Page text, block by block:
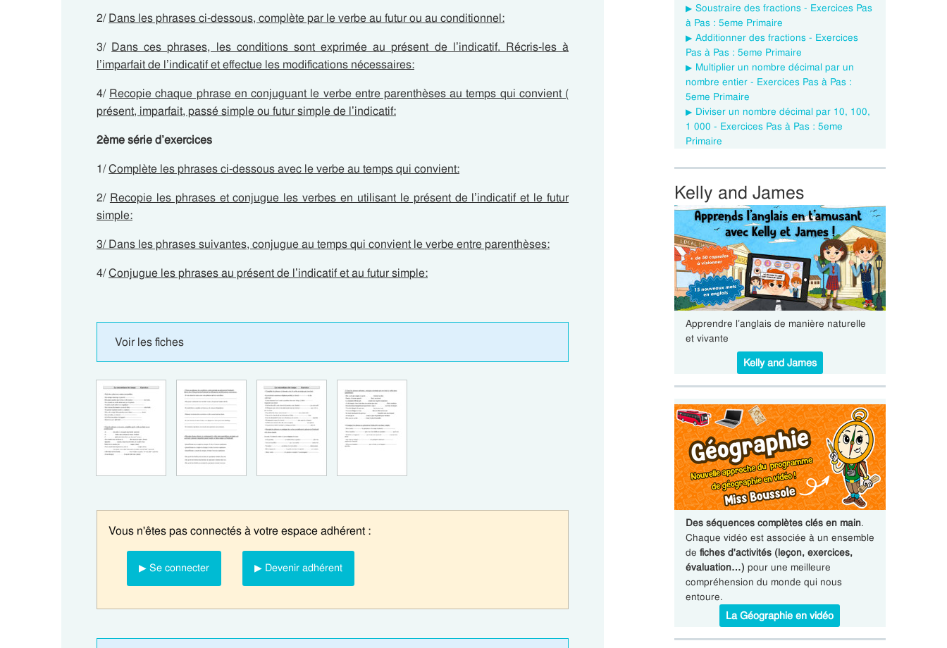
2/Dans les phrases ci-dessous, complète par le verbe au futur ou au conditionnel:
3/ Dans ces phrases, les conditions sont exprimée au présent de l’indicatif. Récris-les à
l’imparfait de l’indicatif et effectue les modifications nécessaires:
4/ Recopie chaque phrase en conjuguant le verbe entre parenthèses au temps qui convient (
présent, imparfait, passé simple ou futur simple de l’indicatif:
2ème série d’exercices
1/Complète les phrases ci-dessous avec le verbe au temps qui convient:
2/ Recopie les phrases et conjugue les verbes en utilisant le présent de l’indicatif et le futur
simple:
3/ Dans les phrases suivantes, conjugue au temps qui convient le verbe entre parenthèses:
4/Conjugue les phrases au présent de l’indicatif et au futur simple:
Voir les fiches
Vous n'êtes pas connectés à votre espace adhérent :
▶ Se connecter ▶ Devenir adhérent
Soustraire des fractions - Exercices Pas
à Pas : 5eme Primaire
Additionner des fractions - Exercices
Pas à Pas : 5eme Primaire
Multiplier un nombre décimal par un
nombre entier - Exercices Pas à Pas :
5eme Primaire
Diviser un nombre décimal par 10, 100,
1 000 - Exercices Pas à Pas : 5eme
Primaire
Kelly and James
Apprendre l’anglais de manière naturelle
et vivante
Kelly and James
Des séquences complètes clés en main.
Chaque vidéo est associée à un ensemble
de fiches d'activités (leçon, exercices,
évaluation…) pour une meilleure
compréhension du monde qui nous
entoure.
La Géographie en vidéo